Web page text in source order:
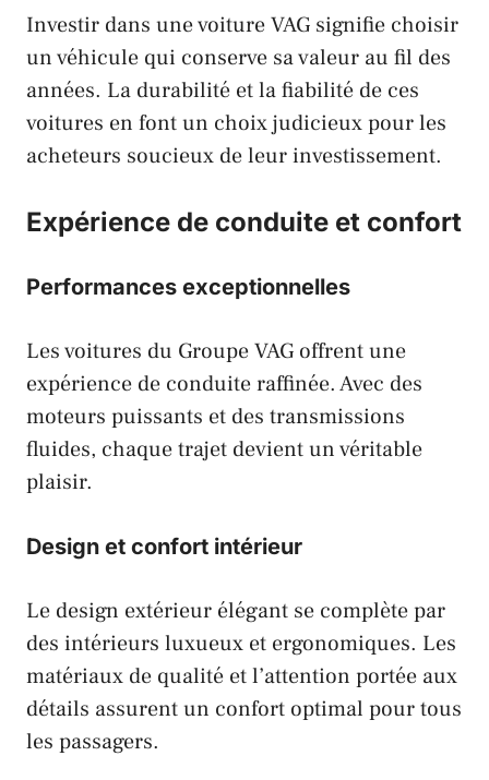
Investir dans une voitureVAG signifie choisir
un véhicule qui conserve sa valeur au fil des
années. La durabilité et la fiabilité de ces
voitures en font un choix judicieux pour les
acheteurs soucieux de leur investissement.
Expérience de conduite et confort
Performances exceptionnelles
Les voitures du GroupeVAG offrent une
expérience de conduite raffinée. Avec des
moteurs puissants et des transmissions
fluides, chaque trajet devient un véritable
plaisir.
Design et confort intérieur
Le design extérieur élégant se complète par
des intérieurs luxueux et ergonomiques. Les
matériaux de qualité et l’attention portée aux
détails assurent un confort optimal pour tous
les passagers.